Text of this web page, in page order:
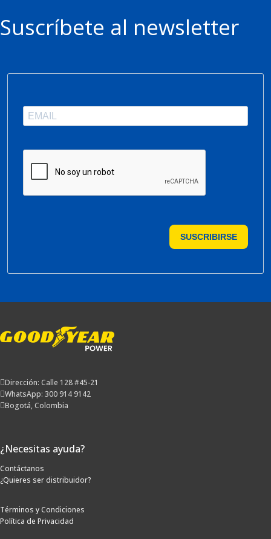
Suscríbete al newsletter
SUSCRIBIRSE
Dirección: Calle 128 #45-21
WhatsApp: 300 914 9142
Bogotá, Colombia
¿Necesitas ayuda?
Contáctanos
¿Quieres ser distribuidor?
Términos y Condiciones
Política de Privacidad